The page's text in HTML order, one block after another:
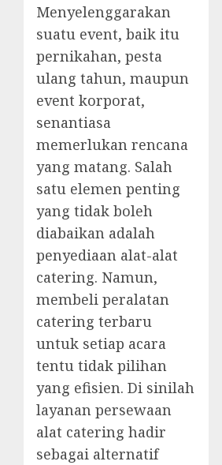
Menyelenggarakan
suatu event, baik itu
pernikahan, pesta
ulang tahun, maupun
event korporat,
senantiasa
memerlukan rencana
yang matang. Salah
satu elemen penting
yang tidak boleh
diabaikan adalah
penyediaan alat-alat
catering. Namun,
membeli peralatan
catering terbaru
untuk setiap acara
tentu tidak pilihan
yang efisien. Di sinilah
layanan persewaan
alat catering hadir
sebagai alternatif